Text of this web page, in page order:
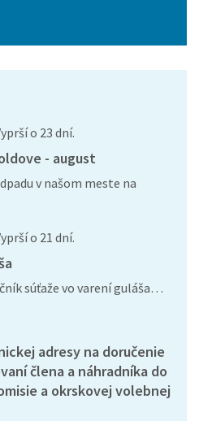
o 23 dní.
- august
v našom meste na
o 21 dní.
súťaže vo varení guláša…
adresy na doručenie
člena a náhradníka do
a okrskovej volebnej